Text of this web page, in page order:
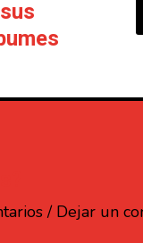
/ Dejar un